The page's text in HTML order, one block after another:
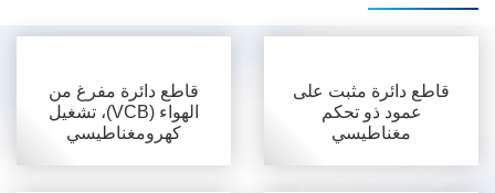
قاطع دائرة مثبت على
عمود ذو تحكم
مغناطيسي
قاطع دائرة مفرغ من
الهواء (VCB)، تشغيل
كهرومغناطيسي